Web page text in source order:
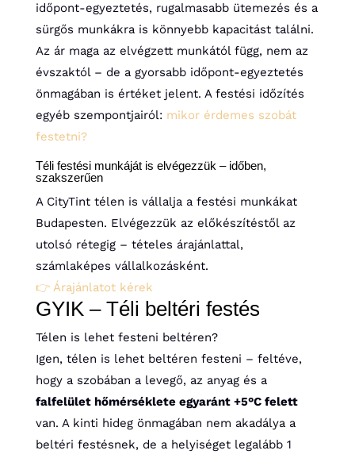
időpont-egyeztetés, rugalmasabb ütemezés és a
sürgős munkákra is könnyebb kapacitást találni.
Az ár maga az elvégzett munkától függ, nem az
évszaktól – de a gyorsabb időpont-egyeztetés
önmagában is értéket jelent. A festési időzítés
egyéb szempontjairól: mikor érdemes szobát
festetni?
Téli festési munkáját is elvégezzük – időben,
szakszerűen
A CityTint télen is vállalja a festési munkákat
Budapesten. Elvégezzük az előkészítéstől az
utolsó rétegig – tételes árajánlattal,
számlaképes vállalkozásként.
👉 Árajánlatot kérek
GYIK – Téli beltéri festés
Télen is lehet festeni beltéren?
Igen, télen is lehet beltéren festeni – feltéve,
hogy a szobában a levegő, az anyag és a
falfelület hőmérséklete egyaránt +5°C felett
van. A kinti hideg önmagában nem akadálya a
beltéri festésnek, de a helyiséget legalább 1